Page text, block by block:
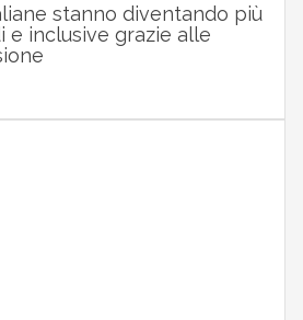
stanno diventando più
e inclusive grazie alle